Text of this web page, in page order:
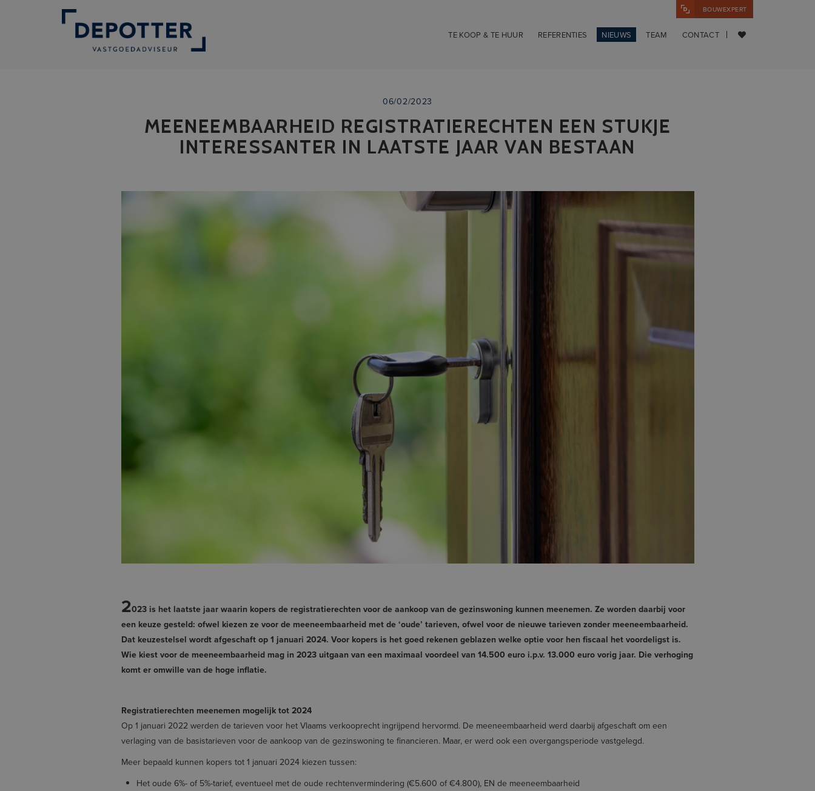
BOUWEXPERT
TE KOOP & TE HUUR REFERENTIES NIEUWS TEAM CONTACT
06/02/2023
MEENEEMBAARHEID REGISTRATIERECHTEN EEN STUKJE
INTERESSANTER IN LAATSTE JAAR VAN BESTAAN
2023 is het laatste jaar waarin kopers de registratierechten voor de aankoop van de gezinswoning kunnen meenemen. Ze worden daarbij voor
een keuze gesteld: ofwel kiezen ze voor de meeneembaarheid met de ‘oude’ tarieven, ofwel voor de nieuwe tarieven zonder meeneembaarheid.
Dat keuzestelsel wordt afgeschaft op 1 januari 2024. Voor kopers is het goed rekenen geblazen welke optie voor hen fiscaal het voordeligst is.
Wie kiest voor de meeneembaarheid mag in 2023 uitgaan van een maximaal voordeel van 14.500 euro i.p.v. 13.000 euro vorig jaar. Die verhoging
komt er omwille van de hoge inflatie.
Registratierechten meenemen mogelijk tot 2024
Op 1 januari 2022 werden de tarieven voor het Vlaams verkooprecht ingrijpend hervormd. De meeneembaarheid werd daarbij afgeschaft om een
verlaging van de basistarieven voor de aankoop van de gezinswoning te financieren. Maar, er werd ook een overgangsperiode vastgelegd.
Meer bepaald kunnen kopers tot 1 januari 2024 kiezen tussen:
Het oude 6%- of 5%-tarief, eventueel met de oude rechtenvermindering (€5.600 of €4.800), EN de meeneembaarheid